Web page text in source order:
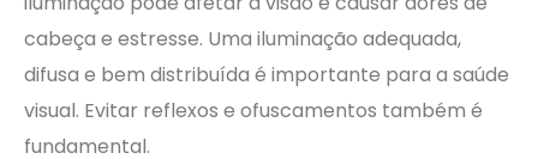
cabeça e estresse. Uma iluminação adequada,
difusa e bem distribuída é importante para a saúde
visual. Evitar reflexos e ofuscamentos também é
fundamental.